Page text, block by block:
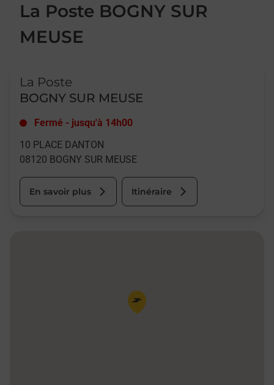
La Poste BOGNY SUR
MEUSE
La Poste
BOGNY SUR MEUSE
Fermé - jusqu'à 14h00
10 PLACE DANTON
08120 BOGNY SUR MEUSE
En savoir plus Itinéraire
Pin de la carte